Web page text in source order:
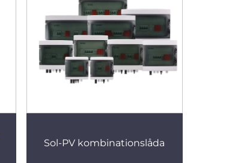
Sol-PV kombinationslåda